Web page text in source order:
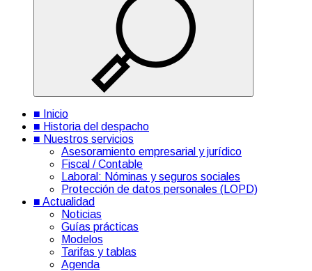
■ Inicio
■ Historia del despacho
■ Nuestros servicios
Asesoramiento empresarial y jurídico
Fiscal / Contable
Laboral: Nóminas y seguros sociales
Protección de datos personales (LOPD)
■ Actualidad
Noticias
Guías prácticas
Modelos
Tarifas y tablas
Agenda